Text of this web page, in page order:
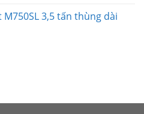
M750SL 3,5 tấn thùng dài